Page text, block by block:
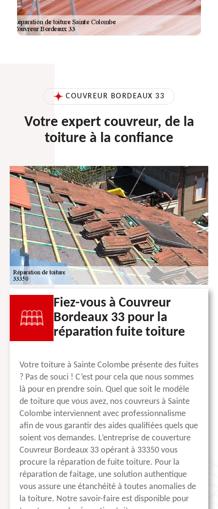
COUVREUR BORDEAUX 33
Votre expert couvreur, de la
toiture à la confiance
Fiez-vous à Couvreur
Bordeaux 33 pour la
réparation fuite toiture
Votre toiture à Sainte Colombe présente des fuites
? Pas de souci ! C’est pour cela que nous sommes
là pour en prendre soin. Quel que soit le modèle
de toiture que vous avez, nos couvreurs à Sainte
Colombe interviennent avec professionnalisme
afin de vous garantir des aides qualifiées quels que
soient vos demandes. L’entreprise de couverture
Couvreur Bordeaux 33 opérant à 33350 vous
procure la réparation de fuite toiture. Pour la
réparation de faitage, une solution authentique
vous assure une étanchéité à toutes anomalies de
la toiture. Notre savoir-faire est disponible pour